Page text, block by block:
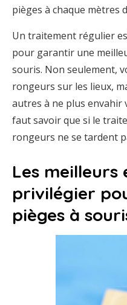
pièges à chaque mètres
Un traitement régulier
pour garantir une
souris. Non seulement,
rongeurs sur les lieux,
autres à ne plus envahir
faut savoir que si le
rongeurs ne se tardent
Les meilleurs
privilégier
pièges à